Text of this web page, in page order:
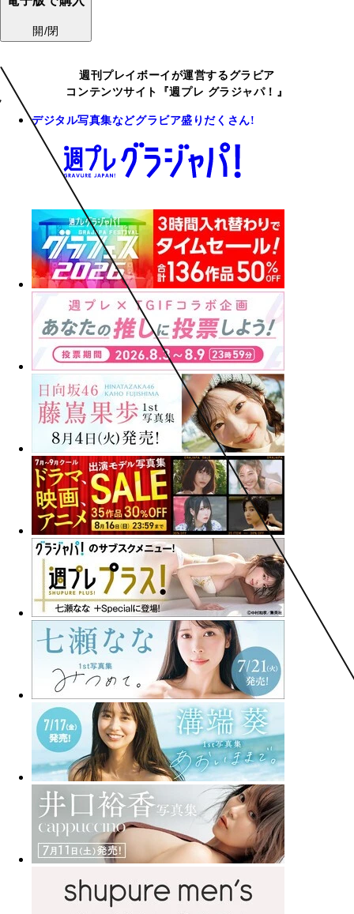
開/閉
週刊プレイボーイが運営するグラビア
コンテンツサイト『週プレ グラジャパ！』
デジタル写真集などグラビア盛りだくさん!